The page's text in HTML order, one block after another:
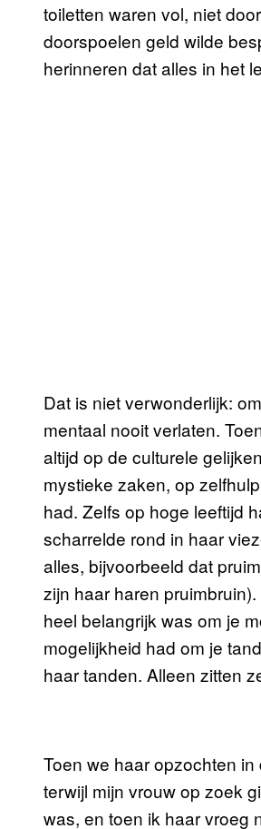
toiletten waren vol, niet
doorspoelen geld wilde
herinneren dat alles in het
Dat is niet verwonderlijk:
mentaal nooit verlaten.
altijd op de culturele
mystieke zaken, op
had. Zelfs op hoge leeftijd
scharrelde rond in haar
alles, bijvoorbeeld dat
zijn haar haren
heel belangrijk was om je
mogelijkheid had om je
haar tanden. Alleen zitten
Toen we haar opzochten
terwijl mijn vrouw op zoek
was, en toen ik haar vroeg